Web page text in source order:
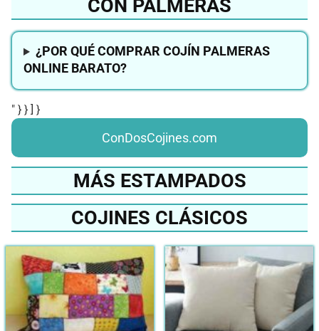
CON PALMERAS
¿POR QUÉ COMPRAR COJÍN PALMERAS
ONLINE BARATO?
" } } ] }
ConDosCojines.com
MÁS ESTAMPADOS
COJINES CLÁSICOS